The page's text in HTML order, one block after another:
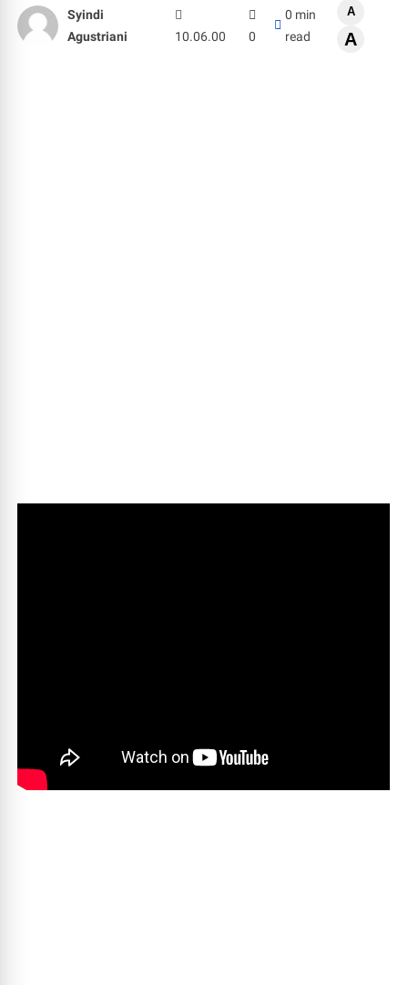
Syindi
Agustriani
10.06.00 0
0 min
read
A
A